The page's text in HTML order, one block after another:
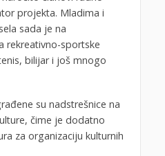
projekta. Mladima i
sada je na
rekreativno-sportske
bilijar i još mnogo
su nadstrešnice na
čime je dodatno
za organizaciju kulturnih